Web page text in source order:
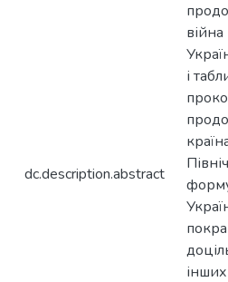
dc.description.abstract
і